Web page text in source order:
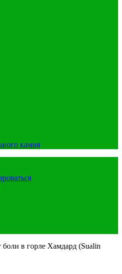
камня
боли в горле Хамдард (Sualin